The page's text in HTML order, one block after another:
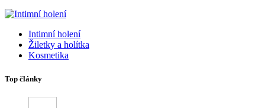
Intimní holení
Žiletky a holítka
Kosmetika
Top články